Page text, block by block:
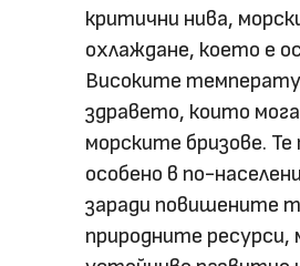
критични нива,
охлаждане, което е
Високите
здравето, които
морските бризове.
особено в по-
заради повишените
природните ресурси,